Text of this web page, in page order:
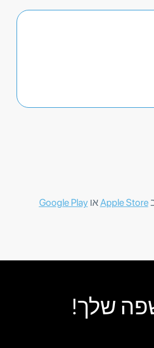
Apple StoreאוGoogle Play
שלך!